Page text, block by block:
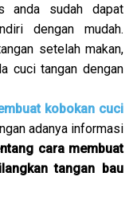
anda sudah dapat
dengan mudah.
setelah makan,
cuci tangan dengan
kobokan cuci
adanya informasi
cara membuat
tangan bau